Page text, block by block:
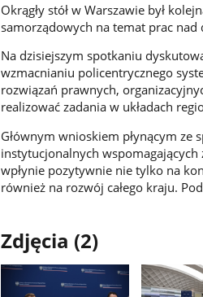
Okrągły stół w Warszawie był
samorządowych na temat prac
Na dzisiejszym spotkaniu
wzmacnianiu policentrycznego
rozwiązań prawnych,
realizować zadania w układach
Głównym wnioskiem płynącym
instytucjonalnych
wpłynie pozytywnie nie tylko na
również na rozwój całego kraju.
Zdjęcia (2)